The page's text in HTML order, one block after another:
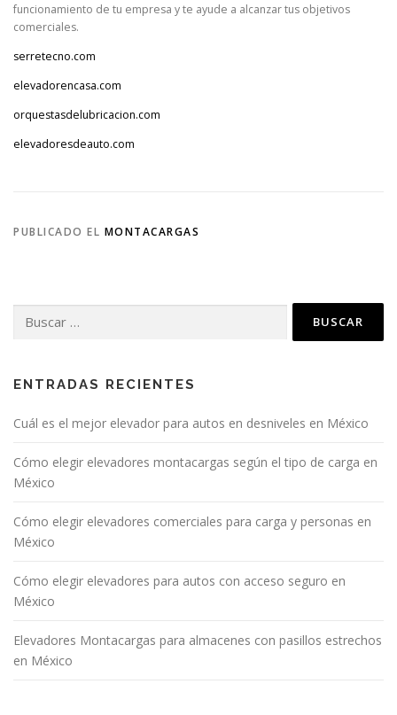
funcionamiento de tu empresa y te ayude a alcanzar tus objetivos
comerciales.
serretecno.com
elevadorencasa.com
orquestasdelubricacion.com
elevadoresdeauto.com
PUBLICADO EL MONTACARGAS
ENTRADAS RECIENTES
Cuál es el mejor elevador para autos en desniveles en México
Cómo elegir elevadores montacargas según el tipo de carga en
México
Cómo elegir elevadores comerciales para carga y personas en
México
Cómo elegir elevadores para autos con acceso seguro en
México
Elevadores Montacargas para almacenes con pasillos estrechos
en México